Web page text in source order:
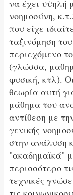
να έχει υψηλή
νοημοσύνη,
που είχε
ταξινόμηση
περιεχόμενο
(γλώσσα,
φυσική, κτλ).
θεωρία αυτή
μάθημα του
αντίθεση με
γενικής
στην ανάλυση
"ακαδημαϊκά"
περισσότερο
τεχνικές